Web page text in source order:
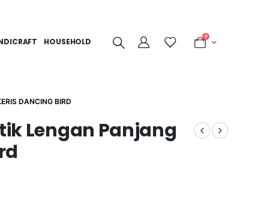
HOUSEHOLD
0
DANCING BIRD
Lengan Panjang